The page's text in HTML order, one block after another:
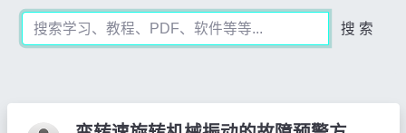
搜 索